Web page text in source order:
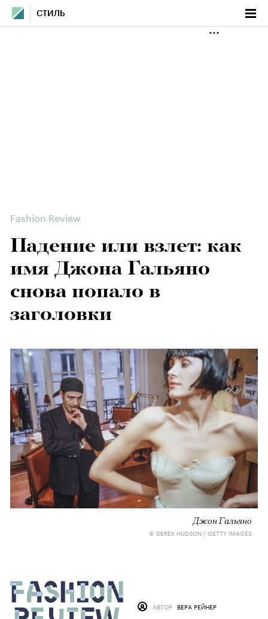
СТИЛЬ
Fashion Review
Падение или взлет: как
имя Джона Гальяно
снова попало в
заголовки
Джон Гальяно
© DEREK HUDSON / GETTY IMAGES
АВТОР ВЕРА РЕЙНЕР